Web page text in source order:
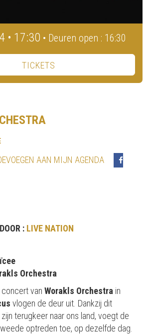
• 17:30 • Deuren open : 16:30
TICKETS
AAN MIJN AGENDA
: LIVE NATION
Orchestra
van Worakls Orchestra in
vlogen de deur uit. Dankzij dit
terugkeer naar ons land, voegt de
optreden toe, op dezelfde dag.